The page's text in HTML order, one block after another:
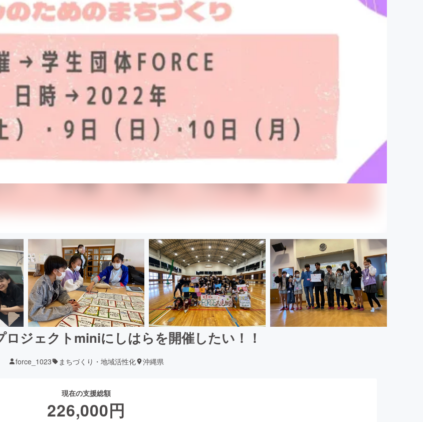
ロジェクトminiにしはらを開催したい！！
force_1023 まちづくり・地域活性化 沖縄県
現在の支援総額
226,000円